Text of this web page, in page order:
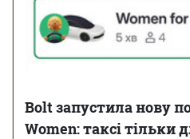
Bolt запустила нову
Women: таксі тільки